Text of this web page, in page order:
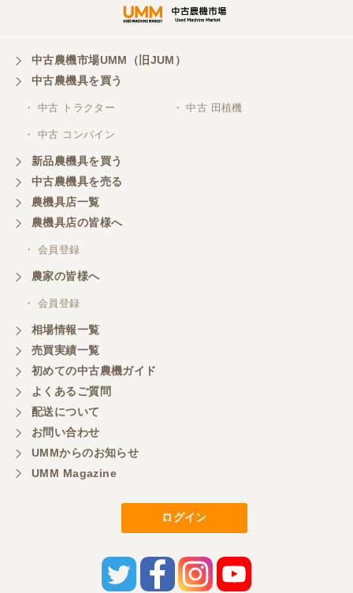
中古農機市場UMM（旧JUM）
中古農機具を買う
・ 中古 トラクター ・ 中古 田植機
・ 中古 コンバイン
新品農機具を買う
中古農機具を売る
農機具店一覧
農機具店の皆様へ
・ 会員登録
農家の皆様へ
・ 会員登録
相場情報一覧
売買実績一覧
初めての中古農機ガイド
よくあるご質問
配送について
お問い合わせ
UMMからのお知らせ
UMM Magazine
ログイン